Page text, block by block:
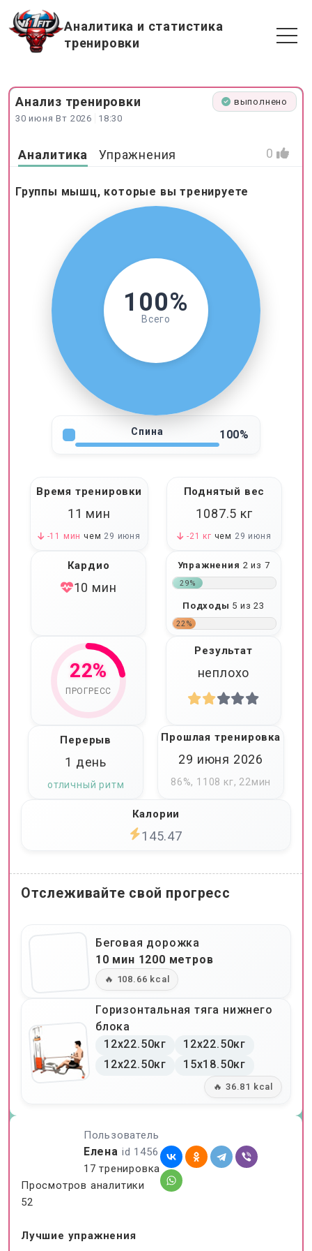
Аналитика и статистика
тренировки
Пользователь
Елена id 1456
17 тренировка
Просмотров аналитики
52
Лучшие упражнения
Анализ тренировки
30 июня Вт 2026 18:30
выполнено
Аналитика Упражнения 0
Группы мышц, которые вы тренируете
100%
Всего
Спина 100%
Время тренировки
11 мин
-11 мин чем 29 июня
Поднятый вес
1087.5 кг
-21 кг чем 29 июня
Кардио
10 мин
Упражнения 2 из 7
29%
Подходы 5 из 23
22%
22%
ПРОГРЕСС
Результат
неплохо
Перерыв
1 день
отличный ритм
Прошлая тренировка
29 июня 2026
86%, 1108 кг, 22мин
Калории
145.47
Отслеживайте свой прогресс
Беговая дорожка
10 мин 1200 метров
🔥 108.66 kcal
Горизонтальная тяга нижнего
блока
12x22.50кг
12x22.50кг
12x22.50кг
15x18.50кг
🔥 36.81 kcal